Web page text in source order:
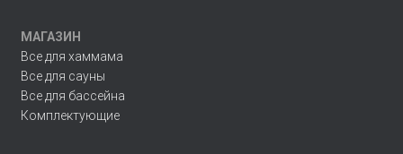
МАГАЗИН
Все для хаммама
Все для сауны
Все для бассейна
Комплектующие